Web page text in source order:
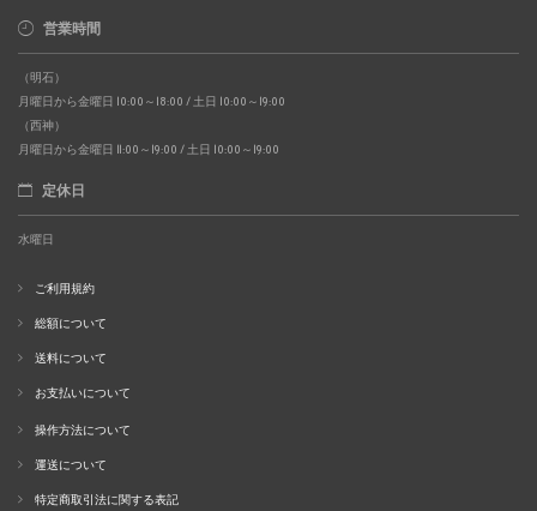
営業時間
（明石）
月曜日から金曜日 10:00～18:00 / 土日 10:00～19:00
（西神）
月曜日から金曜日 11:00～19:00 / 土日 10:00～19:00
定休日
水曜日
ご利用規約
総額について
送料について
お支払いについて
操作方法について
運送について
特定商取引法に関する表記